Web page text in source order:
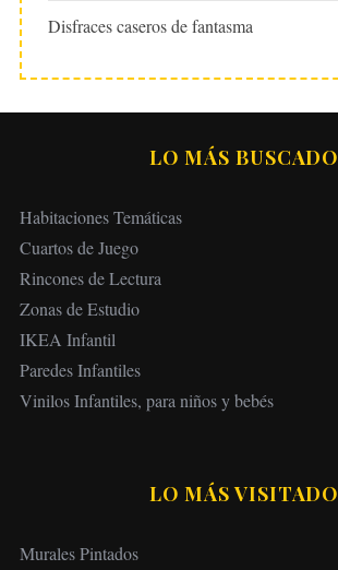
Disfraces caseros de fantasma
LO MÁS BUSCADO
Habitaciones Temáticas
Cuartos de Juego
Rincones de Lectura
Zonas de Estudio
IKEA Infantil
Paredes Infantiles
Vinilos Infantiles, para niños y bebés
LO MÁS VISITADO
Murales Pintados